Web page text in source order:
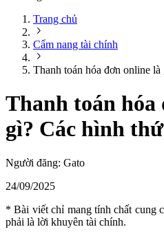
Trang chủ
Cẩm nang tài chính
Thanh toán hóa đơn online
Thanh toán hóa
gì? Các hình
Người đăng: Gato
24/09/2025
* Bài viết chỉ mang tính chất cung
phải là lời khuyên tài chính.